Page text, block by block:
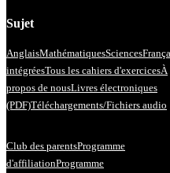
Sujet
AnglaisMathématiquesSciences
intégréesTous les cahiers d'exercicesÀ
propos de nousLivres électroniques
(PDF)Téléchargements/Fichiers audio
Club des parentsProgramme
d'affiliationProgramme